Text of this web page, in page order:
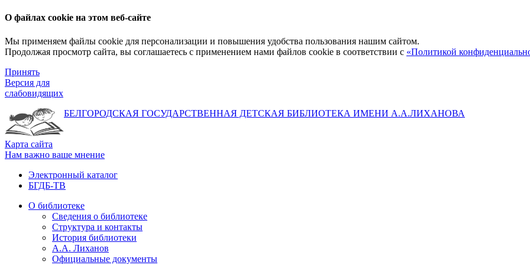
О файлах cookie на этом веб-сайте
Мы применяем файлы cookie для персонализации и повышения удобства пользования нашим сайтом.
Продолжая просмотр сайта, вы соглашаетесь с применением нами файлов cookie в соответствии с «Политикой
Принять
Версия для
слабовидящих
БЕЛГОРОДСКАЯ ГОСУДАРСТВЕННАЯ ДЕТСКАЯ БИБЛИОТЕКА ИМЕНИ А.А.ЛИХАНОВА
Карта сайта
Нам важно ваше мнение
Электронный каталог
БГДБ-ТВ
О библиотеке
Сведения о библиотеке
Структура и контакты
История библиотеки
А.А. Лиханов
Официальные документы